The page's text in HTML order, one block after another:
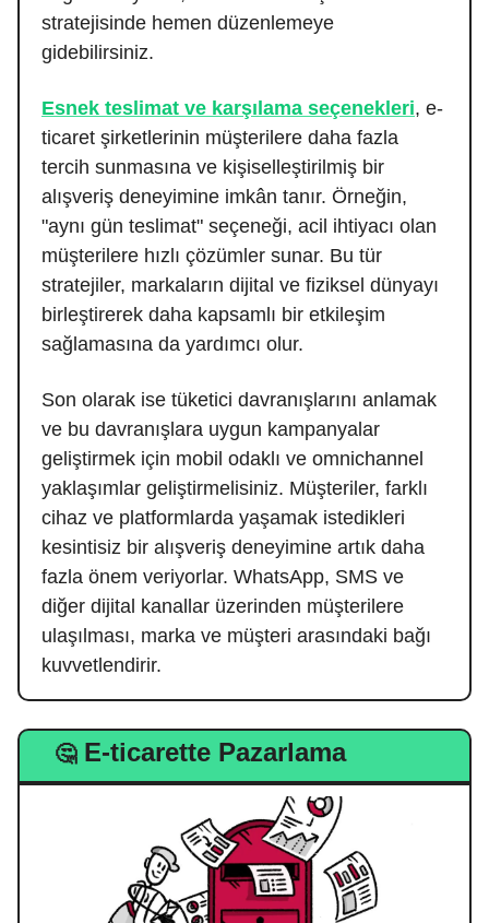
stratejisinde hemen düzenlemeye
gidebilirsiniz.
Esnek teslimat ve karşılama seçenekleri, e-
ticaret şirketlerinin müşterilere daha fazla
tercih sunmasına ve kişiselleştirilmiş bir
alışveriş deneyimine imkân tanır. Örneğin,
"aynı gün teslimat" seçeneği, acil ihtiyacı olan
müşterilere hızlı çözümler sunar. Bu tür
stratejiler, markaların dijital ve fiziksel dünyayı
birleştirerek daha kapsamlı bir etkileşim
sağlamasına da yardımcı olur.
Son olarak ise tüketici davranışlarını anlamak
ve bu davranışlara uygun kampanyalar
geliştirmek için mobil odaklı ve omnichannel
yaklaşımlar geliştirmelisiniz. Müşteriler, farklı
cihaz ve platformlarda yaşamak istedikleri
kesintisiz bir alışveriş deneyimine artık daha
fazla önem veriyorlar. WhatsApp, SMS ve
diğer dijital kanallar üzerinden müşterilere
ulaşılması, marka ve müşteri arasındaki bağı
kuvvetlendirir.
🤔E-ticarette Pazarlama